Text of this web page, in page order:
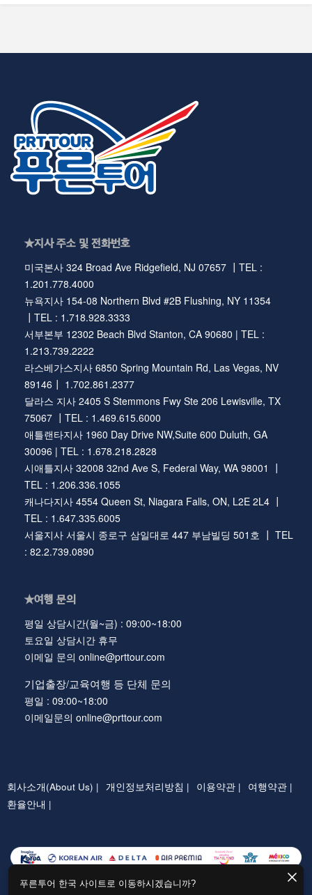
푸른투어 한국 사이트로 이동하시겠습니까?
★지사 주소 및 전화번호
미국본사 324 Broad Ave Ridgefield, NJ 07657 ┃TEL :
1.201.778.4000
뉴욕지사 154-08 Northern Blvd #2B Flushing, NY 11354
┃TEL : 1.718.928.3333
서부본부 12302 Beach Blvd Stanton, CA 90680 | TEL :
1.213.739.2222
라스베가스지사 6850 Spring Mountain Rd, Las Vegas, NV
89146┃ 1.702.861.2377
달라스 지사 2405 S Stemmons Fwy Ste 206 Lewisville, TX
75067 ┃TEL : 1.469.615.6000
애틀랜타지사 1960 Day Drive NW,Suite 600 Duluth, GA
30096 | TEL : 1.678.218.2828
시애틀지사 32008 32nd Ave S, Federal Way, WA 98001 ┃
TEL : 1.206.336.1055
캐나다지사 4554 Queen St, Niagara Falls, ON, L2E 2L4 ┃
TEL : 1.647.335.6005
서울지사 서울시 종로구 삼일대로 447 부남빌딩 501호 ┃ TEL
: 82.2.739.0890
★여행 문의
평일 상담시간(월~금) : 09:00~18:00
토요일 상담시간 휴무
이메일 문의 online@prttour.com
기업출장/교육여행 등 단체 문의
평일 : 09:00~18:00
이메일문의 online@prttour.com
회사소개(About Us) | 개인정보처리방침 | 이용약관 |
여행약관 |
환율안내 |